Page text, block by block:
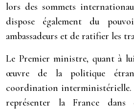
lors des sommets
dispose également du
ambassadeurs et de ratifier les
Le Premier ministre, quant à
œuvre de la politique
coordination interministérielle.
représenter la France dans